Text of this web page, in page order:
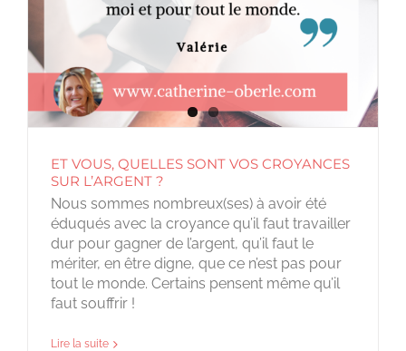
ET VOUS, QUELLES SONT VOS CROYANCES
SUR L’ARGENT ?
Nous sommes nombreux(ses) à avoir été
éduqués avec la croyance qu’il faut travailler
dur pour gagner de l’argent, qu’il faut le
mériter, en être digne, que ce n’est pas pour
tout le monde. Certains pensent même qu’il
faut souffrir !
Lire la suite